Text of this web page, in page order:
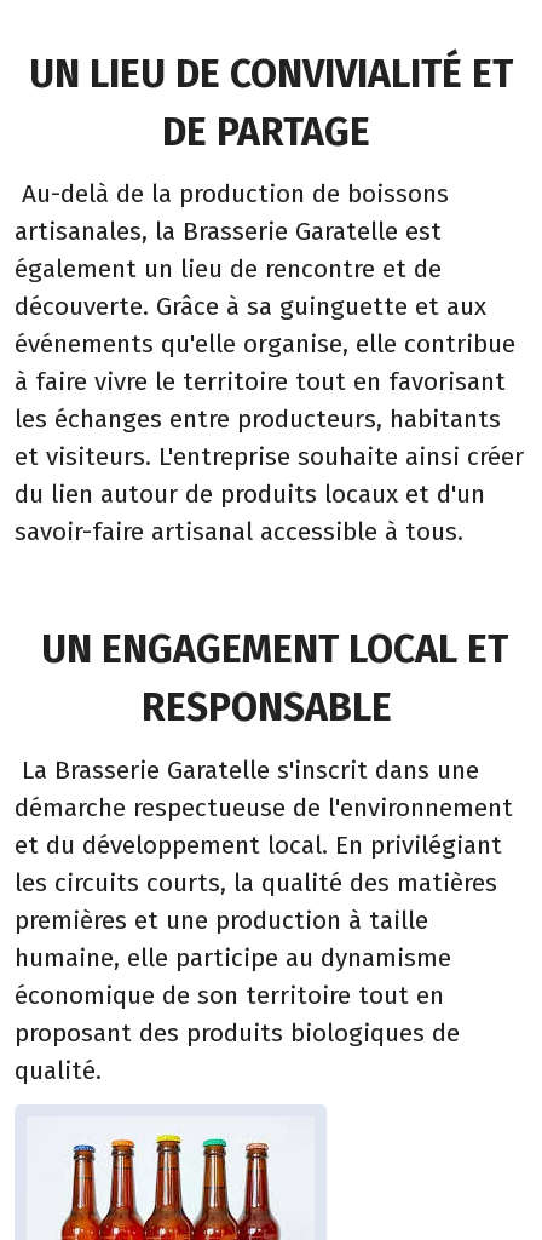
UN LIEU DE CONVIVIALITÉ ET
DE PARTAGE
Au-delà de la production de boissons
artisanales, la Brasserie Garatelle est
également un lieu de rencontre et de
découverte. Grâce à sa guinguette et aux
événements qu'elle organise, elle contribue
à faire vivre le territoire tout en favorisant
les échanges entre producteurs, habitants
et visiteurs. L'entreprise souhaite ainsi créer
du lien autour de produits locaux et d'un
savoir-faire artisanal accessible à tous.
UN ENGAGEMENT LOCAL ET
RESPONSABLE
La Brasserie Garatelle s'inscrit dans une
démarche respectueuse de l'environnement
et du développement local. En privilégiant
les circuits courts, la qualité des matières
premières et une production à taille
humaine, elle participe au dynamisme
économique de son territoire tout en
proposant des produits biologiques de
qualité.